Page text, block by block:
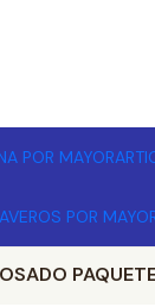
POR MAYOR
POR